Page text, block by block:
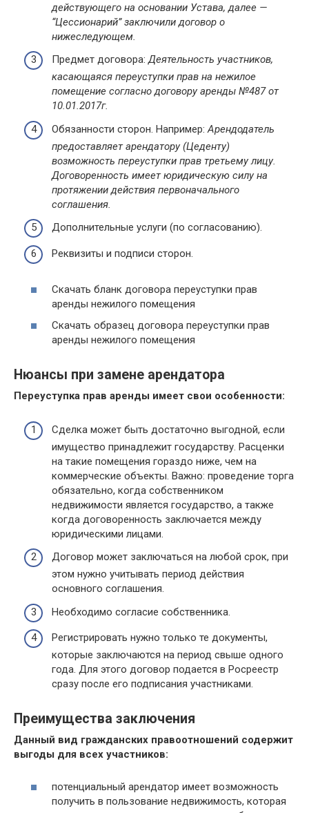
действующего на основании Устава, далее —
“Цессионарий” заключили договор о
нижеследующем.
Предмет договора:Деятельность участников,
касающаяся переуступки прав на нежилое
помещение согласно договору аренды №487 от
10.01.2017г.
Обязанности сторон. Например: Арендодатель
предоставляет арендатору (Цеденту)
возможность переуступки прав третьему лицу.
Договоренность имеет юридическую силу на
протяжении действия первоначального
соглашения.
Дополнительные услуги (по согласованию).
Реквизиты и подписи сторон.
Скачать бланк договора переуступки прав
аренды нежилого помещения
Скачать образец договора переуступки прав
аренды нежилого помещения
Нюансы при замене арендатора
Переуступка прав аренды имеет свои особенности:
Сделка может быть достаточно выгодной, если
имущество принадлежит государству. Расценки
на такие помещения гораздо ниже, чем на
коммерческие объекты. Важно: проведение торга
обязательно, когда собственником
недвижимости является государство, а также
когда договоренность заключается между
юридическими лицами.
Договор может заключаться на любой срок, при
этом нужно учитывать период действия
основного соглашения.
Необходимо согласие собственника.
Регистрировать нужно только те документы,
которые заключаются на период свыше одного
года. Для этого договор подается в Росреестр
сразу после его подписания участниками.
Преимущества заключения
Данный вид гражданских правоотношений содержит
выгоды для всех участников:
потенциальный арендатор имеет возможность
получить в пользование недвижимость, которая